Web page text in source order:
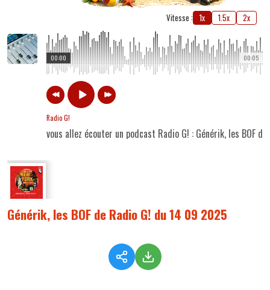
Vitesse : 1x 1.5x 2x
00:05
00:00
Radio G!
vous allez écouter un podcast Radio G! : Générik, les BOF
Générik, les BOF de Radio G! du 14 09 2025